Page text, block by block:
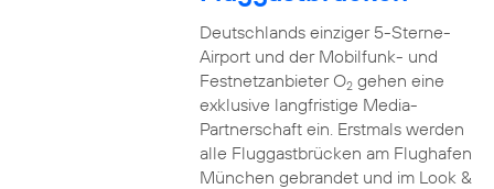
Deutschlands einziger 5-Sterne-
Airport und der Mobilfunk- und
Festnetzanbieter O2gehen eine
exklusive langfristige Media-
Partnerschaft ein. Erstmals werden
alle Fluggastbrücken am Flughafen
München gebrandet und im Look &